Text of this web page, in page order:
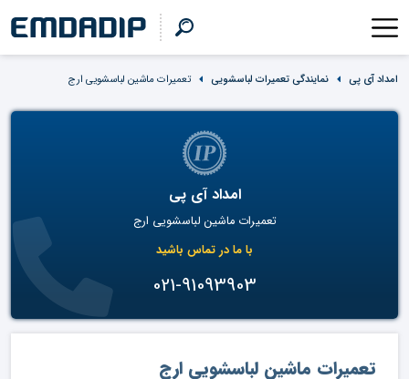
امداد آی پی نمایندگی تعمیرات لباسشویی تعمیرات ماشین لباسشویی ارج
امداد آی پی
تعمیرات ماشین لباسشویی ارج
با ما در تماس باشید
021-91093903
تعمیرات ماشین لباسشویی ارج